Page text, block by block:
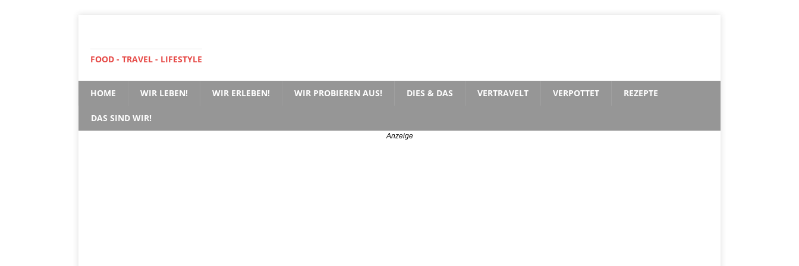
FOOD - TRAVEL - LIFESTYLE
HOME WIR LEBEN! WIR ERLEBEN! WIR PROBIEREN AUS! DIES & DAS VERTRAVELT VERPOTTET REZEPTE
DAS SIND WIR!